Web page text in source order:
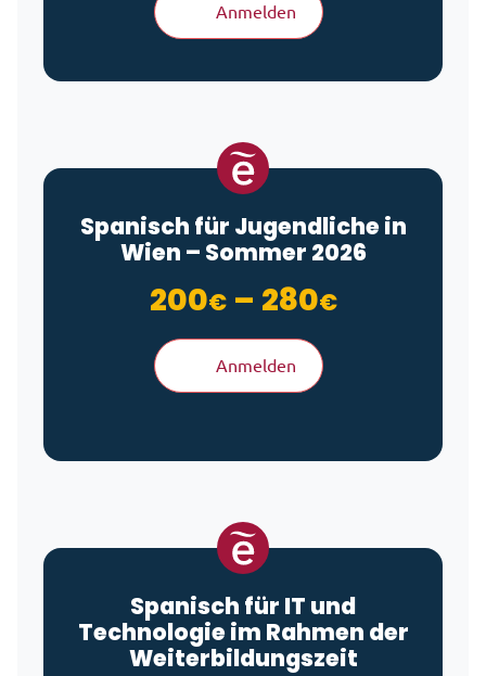
Anmelden
Spanisch für Jugendliche in
Wien – Sommer 2026
200€ – 280€
Anmelden
Spanisch für IT und
Technologie im Rahmen der
Weiterbildungszeit